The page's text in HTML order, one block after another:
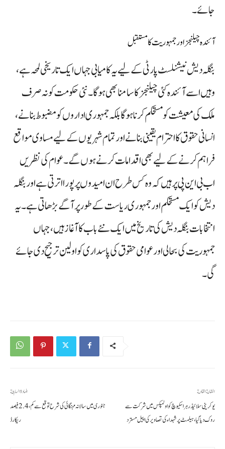
جائے۔
آئندہ چیلنجز اور جمہوریت کا مستقبل
بنگلہ دیش نیشنلسٹ پارٹی کے لیے یہ کامیابی جہاں ایک تاریخی لمحہ ہے،
وہیں اسے آئندہ کئی چیلنجز کا سامنا بھی ہوگا۔ نئی حکومت کو نہ صرف
ملک کی معیشت کو مستحکم کرنا ہوگا بلکہ جمہوری اداروں کو مضبوط بنانے،
انسانی حقوق کا احترام یقینی بنانے اور تمام شہریوں کے لیے مساوی مواقع
فراہم کرنے کے لیے بھی اقدامات کرنے ہوں گے۔ عوام کی نظریں
اب بی این پی پر ہیں کہ وہ کس طرح ان امیدوں پر پورا اترتی ہے اور بنگلہ
دیش کو ایک مستحکم اور جمہوری ریاست کے طور پر آگے بڑھاتی ہے۔ یہ
انتخابات بنگلہ دیش کی تاریخ میں ایک نئے باب کا آغاز ہیں، جہاں
جمہوریت کی بحالی اور عوامی حقوق کی پاسداری کو اولین ترجیح دی جائے
گی۔
المادة السابقة
جنوری میں سالانہ مہنگائی کی شرح توقع سے کم، 2.4 فیصد
ریکارڈ
المقالة القادمة
یوکرینی سلائیڈر ہراسکیوچ کو اولمپکس میں شرکت سے
روک دیا گیا، ہیلمٹ پر شہداء کی تصاویر کی اپیل مسترد